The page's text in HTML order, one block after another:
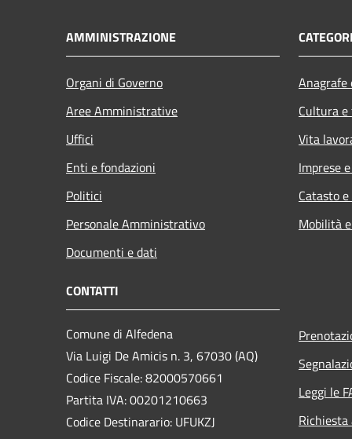
AMMINISTRAZIONE
Organi di Governo
Aree Amministrative
Uffici
Enti e fondazioni
Politici
Personale Amministrativo
Documenti e dati
Cultura
Vita
Imprese
Catasto
Mobilità
CONTATTI
Comune di Alfedena
Via Luigi De Amicis n. 3, 67030 (AQ)
Codice Fiscale: 82000570661
Partita IVA: 00201210663
Codice Destinarario: UFUKZJ
Leggi le